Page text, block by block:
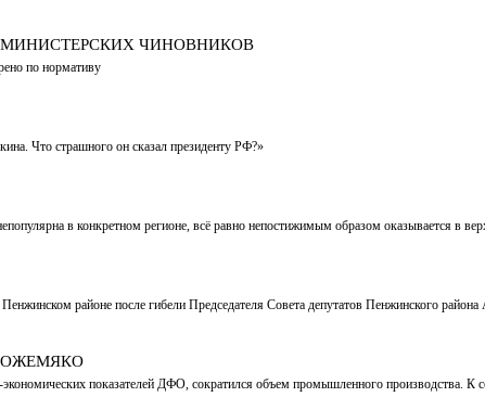
МИНИСТЕРСКИХ ЧИНОВНИКОВ
по нормативу
Что страшного он сказал президенту РФ?»
в конкретном регионе, всё равно непостижимым образом оказывается в
районе после гибели Председателя Совета депутатов Пенжинского
показателей ДФО, сократился объем промышленного